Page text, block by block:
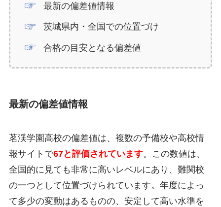
最新の偏差値情報
茨城県内・全国での位置づけ
合格の目安となる偏差値
最新の偏差値情報
茗渓学園高校の偏差値は、複数の予備校や高校情
報サイトで67と評価されています。この数値は、
全国的に見ても非常に高いレベルにあり、難関校
の一つとして位置づけられています。年度によっ
て多少の変動はあるものの、安定して高い水準を